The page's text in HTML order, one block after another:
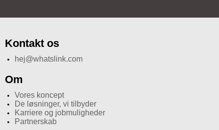
Kontakt os
hej@whatslink.com
Om
Vores koncept
De løsninger, vi tilbyder
Karriere og jobmuligheder
Partnerskab